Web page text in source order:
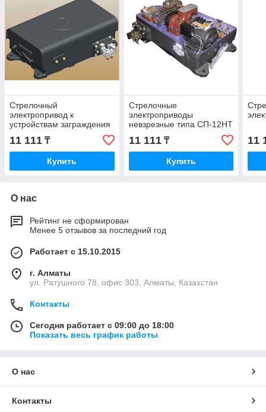
Стрелочный
электропривод к
устройствам заграждения
переездным ЭП‑УЗП
11 111 ₸
Купить
Стрелочные
электроприводы
невзрезные типа СП-12НТ
и СП-12КТ
11 111₸
Купить
11
О нас
Рейтинг не сформирован
Менее 5 отзывов за последний год
Работает с 15.10.2015
г. Алматы
ул. Ратушного 78, офис 303, Алматы, Казахстан
Контакты
Сегодня работает с 09:00 до 18:00
Показать весь график работы
О нас
Контакты